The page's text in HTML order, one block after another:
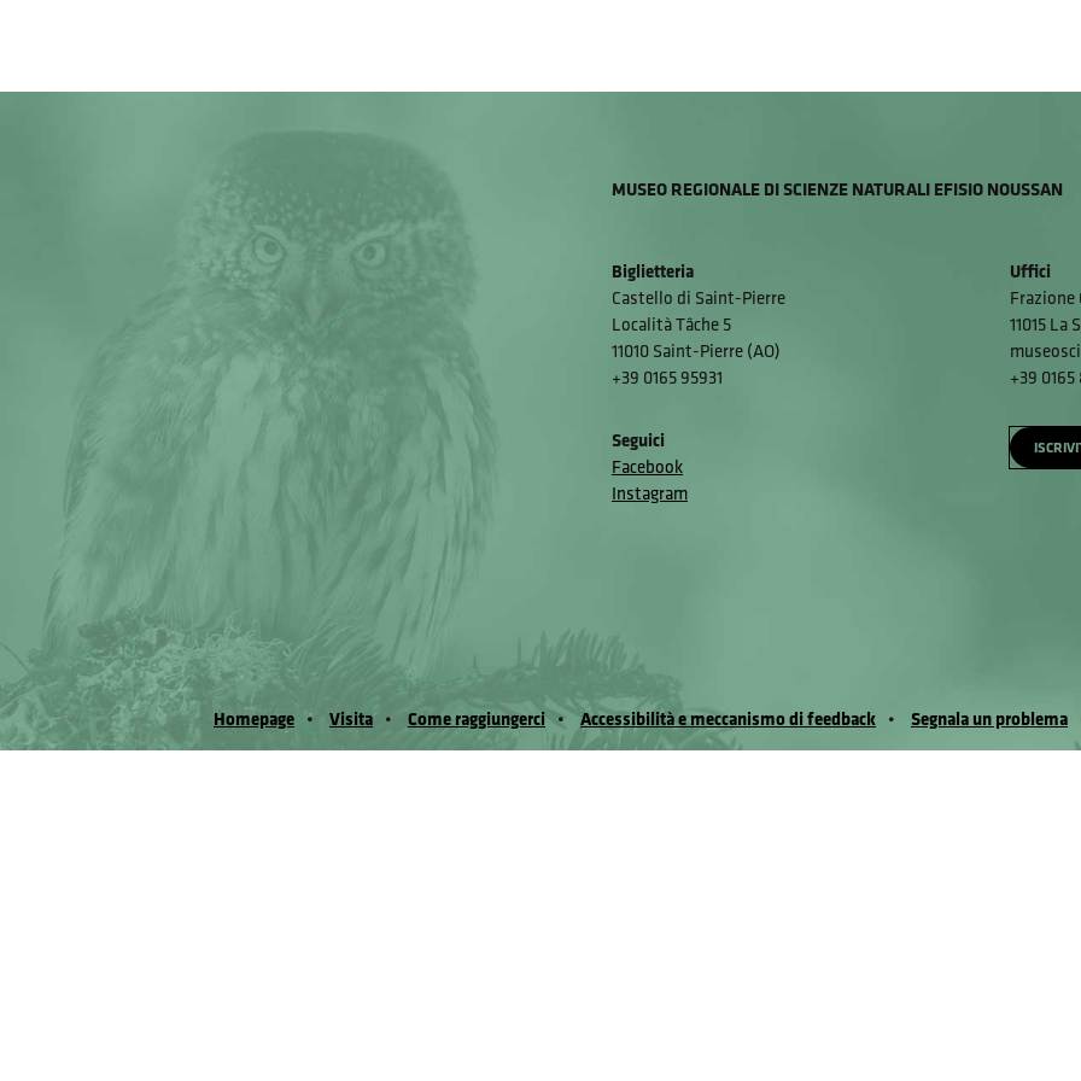
MUSEO REGIONALE DI SCIENZE NATURALI EFISIO NOUSSAN
Biglietteria
Castello di Saint-Pierre
Località Tâche 5
11010 Saint-Pierre (AO)
+39 0165 95931
Uffici
Frazione
11015 La
+39
Seguici
Facebook
Instagram
Homepage Visita Come raggiungerci Accessibilità e meccanismo di feedback Segnala un problema